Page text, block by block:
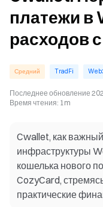
платежи в
расходов
Средний TradFi
Последнее обновление
Время чтения: 1m
Cwallet, как
инфраструктуры
кошелька нового
CozyCard,
практические